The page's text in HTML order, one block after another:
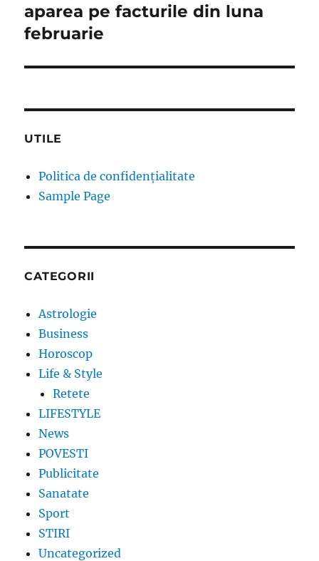
aparea pe facturile din luna
februarie
UTILE
Politica de confidențialitate
Sample Page
CATEGORII
Astrologie
Business
Horoscop
Life & Style
Retete
LIFESTYLE
News
POVESTI
Publicitate
Sanatate
Sport
STIRI
Uncategorized